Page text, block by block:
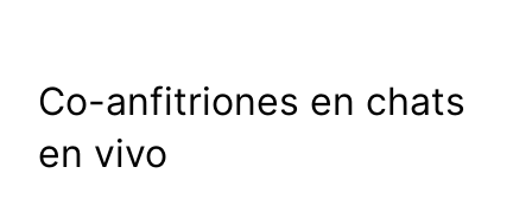
Co-anfitriones en chats
en vivo